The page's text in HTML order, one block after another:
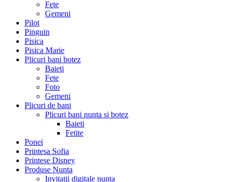
Fete
Gemeni
Pilot
Pinguin
Pisica
Pisica Marie
Plicuri bani botez
Baieti
Fete
Foto
Gemeni
Plicuri de bani
Plicuri bani nunta si botez
Baieti
Fetite
Ponei
Printesa Sofia
Printese Disney
Produse Nunta
Invitatii digitale nunta